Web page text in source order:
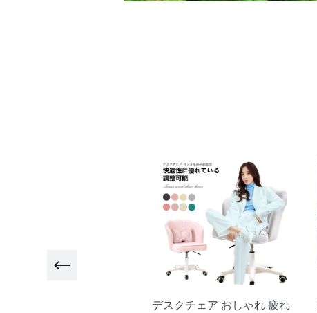
デスクチェア おしゃれ 疲れ